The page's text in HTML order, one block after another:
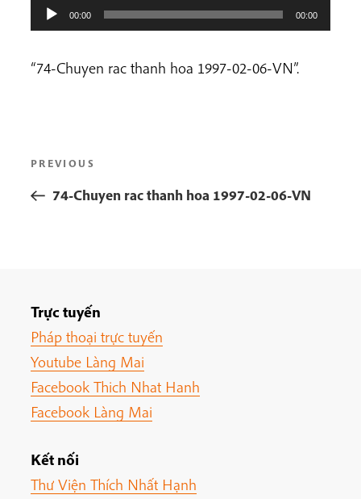
00:00 00:00
“74-Chuyen rac thanh hoa 1997-02-06-VN”.
Previous
Post
PREVIOUS
74-Chuyen rac thanh hoa 1997-02-06-VN
Trực tuyến
Pháp thoại trực tuyến
Youtube Làng Mai
Facebook Thich Nhat Hanh
Facebook Làng Mai
Kết nối
Thư Viện Thích Nhất Hạnh